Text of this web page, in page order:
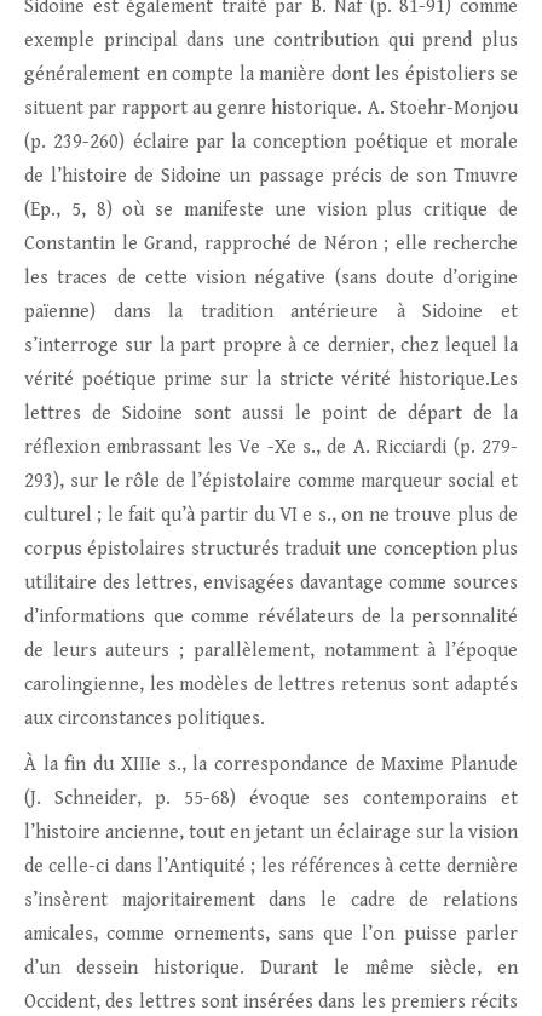
Sidoine est également traité par B. Näf (p. 81-91) comme
exemple principal dans une contribution qui prend plus
généralement en compte la manière dont les épistoliers se
situent par rapport au genre historique. A. Stoehr-Monjou
(p. 239-260) éclaire par la conception poétique et morale
de l’histoire de Sidoine un passage précis de son Tmuvre
(Ep., 5, 8) où se manifeste une vision plus critique de
Constantin le Grand, rapproché de Néron ; elle recherche
les traces de cette vision négative (sans doute d’origine
païenne) dans la tradition antérieure à Sidoine et
s’interroge sur la part propre à ce dernier, chez lequel la
vérité poétique prime sur la stricte vérité historique.Les
lettres de Sidoine sont aussi le point de départ de la
réflexion embrassant les Ve -Xe s., de A. Ricciardi (p. 279-
293), sur le rôle de l’épistolaire comme marqueur social et
culturel ; le fait qu’à partir du VI e s., on ne trouve plus de
corpus épistolaires structurés traduit une conception plus
utilitaire des lettres, envisagées davantage comme sources
d’informations que comme révélateurs de la personnalité
de leurs auteurs ; parallèlement, notamment à l’époque
carolingienne, les modèles de lettres retenus sont adaptés
aux circonstances politiques.
À la fin du XIIIe s., la correspondance de Maxime Planude
(J. Schneider, p. 55-68) évoque ses contemporains et
l’histoire ancienne, tout en jetant un éclairage sur la vision
de celle-ci dans l’Antiquité ; les références à cette dernière
s’insèrent majoritairement dans le cadre de relations
amicales, comme ornements, sans que l’on puisse parler
d’un dessein historique. Durant le même siècle, en
Occident, des lettres sont insérées dans les premiers récits